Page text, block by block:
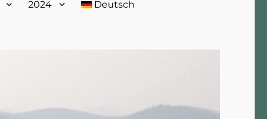
2024 Deutsch